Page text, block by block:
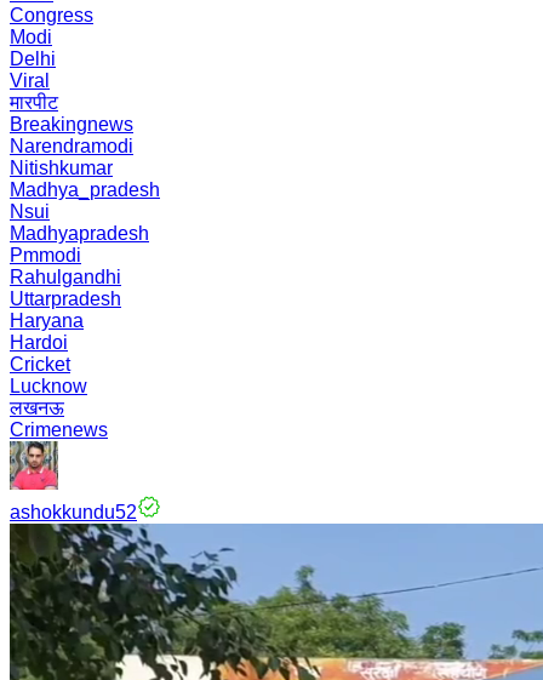
Congress
Modi
Delhi
Viral
मारपीट
Breakingnews
Narendramodi
Nitishkumar
Madhya_pradesh
Nsui
Madhyapradesh
Pmmodi
Rahulgandhi
Uttarpradesh
Haryana
Hardoi
Cricket
Lucknow
लखनऊ
Crimenews
ashokkundu52